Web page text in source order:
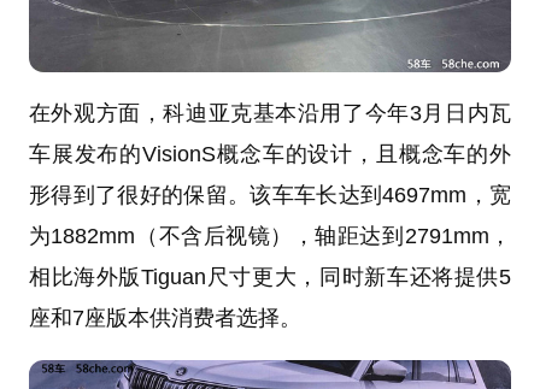
在外观方面，科迪亚克基本沿用了今年3月日内瓦
车展发布的VisionS概念车的设计，且概念车的外
形得到了很好的保留。该车车长达到4697mm，宽
为1882mm（不含后视镜），轴距达到2791mm，
相比海外版Tiguan尺寸更大，同时新车还将提供5
座和7座版本供消费者选择。